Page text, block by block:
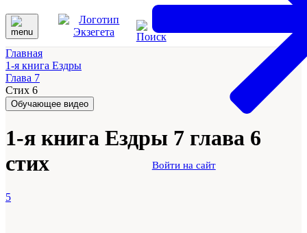
Войти на сайт
Главная
1-я книга Ездры
Глава 7
Стих 6
Обучающее видео
1-я книга Ездры 7 глава 6
стих
5